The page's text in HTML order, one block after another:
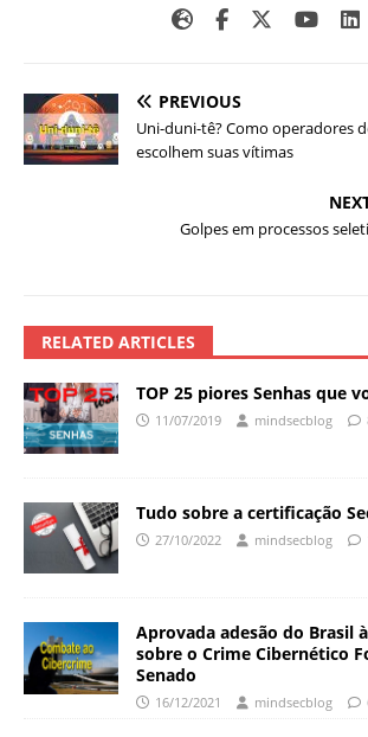
PREVIOUS
Uni-duni-tê? Como operadores
escolhem suas vítimas
Golpes em processos
RELATED ARTICLES
TOP 25 piores Senhas que
11/07/2019 mindsecblog
Tudo sobre a certificação
27/10/2022 mindsecblog
Aprovada adesão do Brasil
sobre o Crime Cibernético
Senado
16/12/2021 mindsecblog